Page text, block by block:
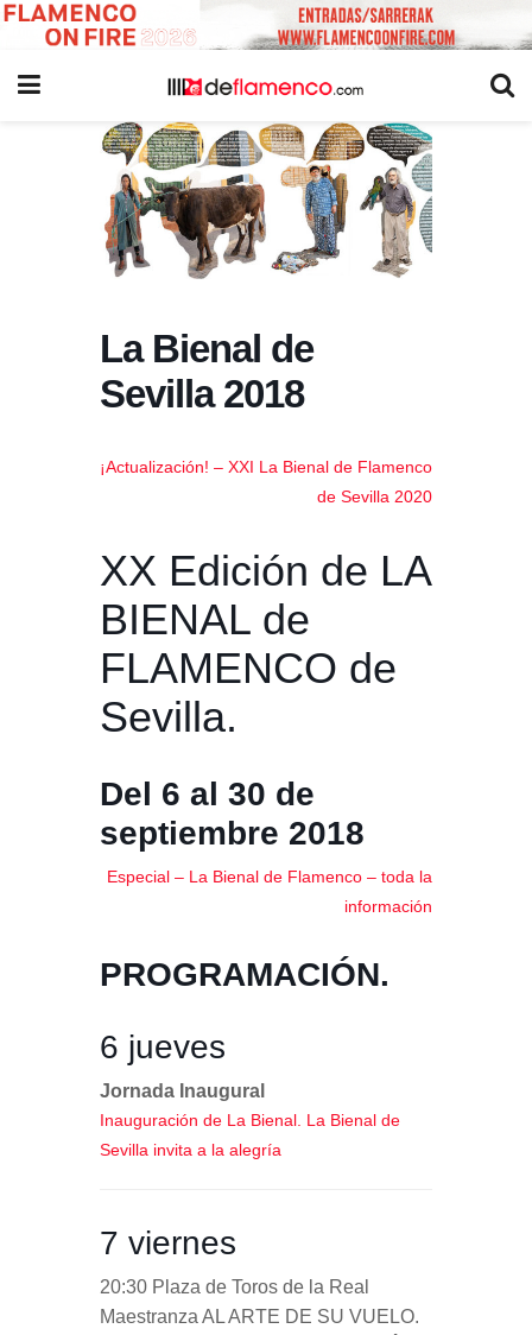
La Bienal de
Sevilla 2018
¡Actualización! – XXI La Bienal de Flamenco
de Sevilla 2020
XX Edición de LA
BIENAL de
FLAMENCO de
Sevilla.
Del 6 al 30 de
septiembre 2018
Especial – La Bienal de Flamenco – toda la
información
PROGRAMACIÓN.
6 jueves
Jornada Inaugural
Inauguración de La Bienal. La Bienal de
Sevilla invita a la alegría
7 viernes
20:30 Plaza de Toros de la Real
Maestranza AL ARTE DE SU VUELO.